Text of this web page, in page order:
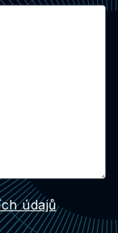
údajů